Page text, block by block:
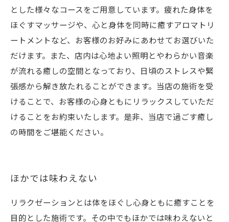
とした様々なコースをご用意しています。疲れた身体を
ほぐすマッサージや、心と身体を同時に癒すアロマトリ
ートメントなど、お客様のお好みにあわせてお選びいた
だけます。また、店内は心地よい照明とやわらかい音楽
が流れる癒しの空間となっており、日頃のストレスや緊
張感から解き放たれることができます。当店の施術を受
けることで、お客様の心身ともにリラックスしていただ
けることをお約束いたします。是非、当店で過ごす癒し
の時間をご堪能ください。
ほかでは味わえない
リラクゼーションとは体をほぐし心身ともに癒すことを
目的とした施術です。その中でもほかでは味わえないと